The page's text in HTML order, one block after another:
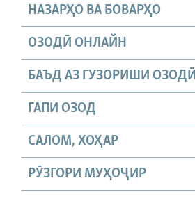
НАЗАРҲО ВА БОВАРҲО
ОЗОДӢ ОНЛАЙН
БАЪД АЗ ГУЗОРИШИ ОЗОДӢ
ГАПИ ОЗОД
САЛОМ, ХОҲАР
РӮЗГОРИ МУҲОҶИР